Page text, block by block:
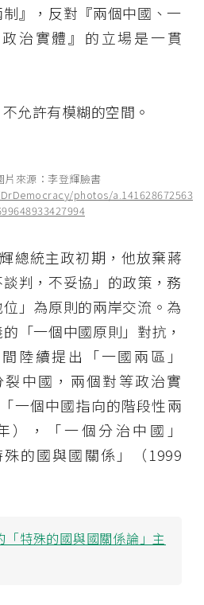
制』，反對『兩個中國、一
治實體』的立場是一貫
允許有模糊的空間。
片來源：李登輝臉書
photos/a.141628672563
總統主政初期，他放棄蔣
判，不妥協」的政策，務
」為原則的兩岸交流。為
「一個中國原則」對抗，
陸續提出「一國兩區」
裂中國，兩個對等政治實
一個中國指向的階段性兩
），「一個分治中國」
殊的國與國關係」（1999
「特殊的國與國關係論」主